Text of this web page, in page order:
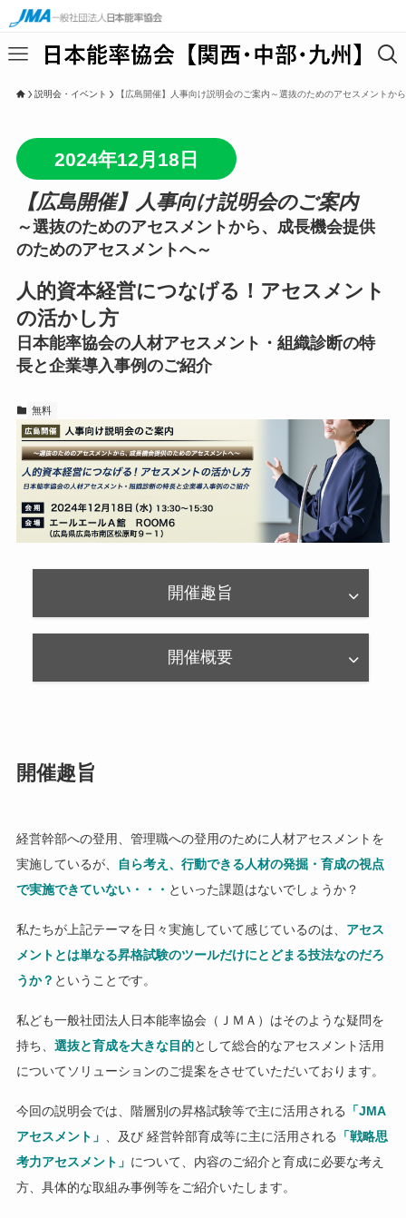
説明会・イベント 【広島開催】人事向け説明会のご案内～選抜のためのアセスメント
2024年12月18日
【広島開催】人事向け説明会のご案内
～選抜のためのアセスメントから、成長機会提供
のためのアセスメントへ～
人的資本経営につなげる！アセスメント
の活かし方
日本能率協会の人材アセスメント・組織診断の特
長と企業導入事例のご紹介
無料
開催趣旨
開催概要
開催趣旨
経営幹部への登用、管理職への登用のために人材アセスメントを
実施しているが、
自ら考え、行動できる人材の発掘・育成の視点
で実施できていない・・・ といった課題はないでしょうか？
私たちが上記テーマを日々実施していて感じているのは、 アセス
メントとは単なる昇格試験のツールだけにとどまる技法なのだろ
うか？ ということです。
私ども一般社団法人日本能率協会（ＪＭＡ）はそのような疑問を
持ち、 選抜と育成を大きな目的として総合的なアセスメント活用
についてソリューションのご提案をさせていただいております。
今回の説明会では、階層別の昇格試験等で主に活用される
「JMA
アセスメント」
、及び 経営幹部育成等に主に活用される
「戦略思
考力アセスメント」 について、内容のご紹介と育成に必要な考え
方、具体的な取組み事例等をご紹介いたします。